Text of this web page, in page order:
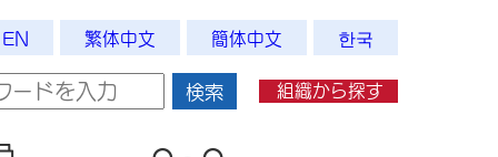
EN 繁体中文 簡体中文 한국
検索 組織から探す